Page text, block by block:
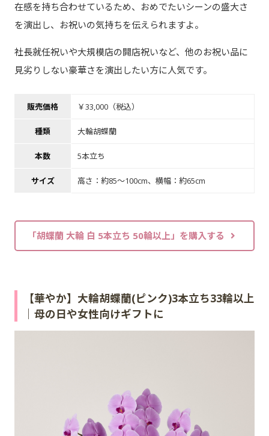
在感を持ち合わせているため、おめでたいシーンの盛大さ
を演出し、お祝いの気持ちを伝えられますよ。
社長就任祝いや大規模店の開店祝いなど、他のお祝い品に
見劣りしない豪華さを演出したい方に人気です。
販売価格 ￥33,000（税込）
種類 大輪胡蝶蘭
本数 5本立ち
サイズ 高さ：約85～100cm、横幅：約65cm
「胡蝶蘭 大輪 白 5本立ち 50輪以上」を購入する
【華やか】大輪胡蝶蘭(ピンク)3本立ち33輪以上
｜母の日や女性向けギフトに